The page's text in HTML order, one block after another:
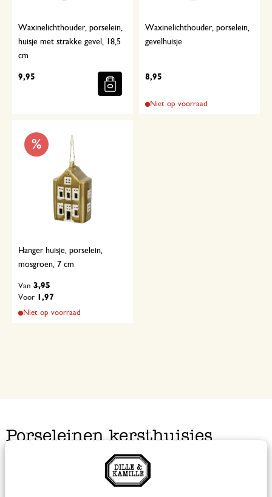
Waxinelichthouder, porselein,
huisje met strakke gevel, 18,5
cm
9,95
Waxinelichthouder, porselein,
gevelhuisje
8,95
Niet op voorraad
%
Hanger huisje, porselein,
mosgroen, 7 cm
Voor 1,97
Van 3,95
Niet op voorraad
Porseleinen kersthuisjes
Maak een kerstdorp op je vensterbank of dressoir met
onze witte, porseleinen kersthuisjes. Kies een chique,